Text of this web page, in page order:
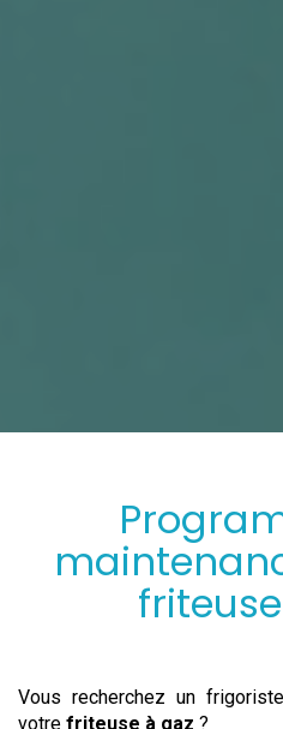
Vous recherchez un
votre friteuse à gaz ?